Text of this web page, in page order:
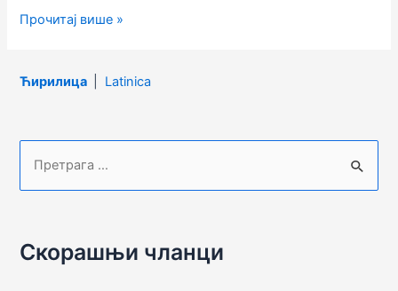
Предавање
„Дијабетес“
кардиовскуларних
обољења“
Прочитај више »
Ћирилица Latinica
р
Скорашњи чланци